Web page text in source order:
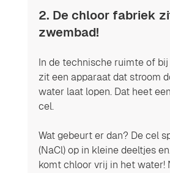
2. De chloor fabriek
zwembad!
In de technische ruimte of
zit een apparaat dat stroom
water laat lopen. Dat heet
cel.
Wat gebeurt er dan? De cel
(NaCl) op in kleine deeltjes
komt chloor vrij in het water!